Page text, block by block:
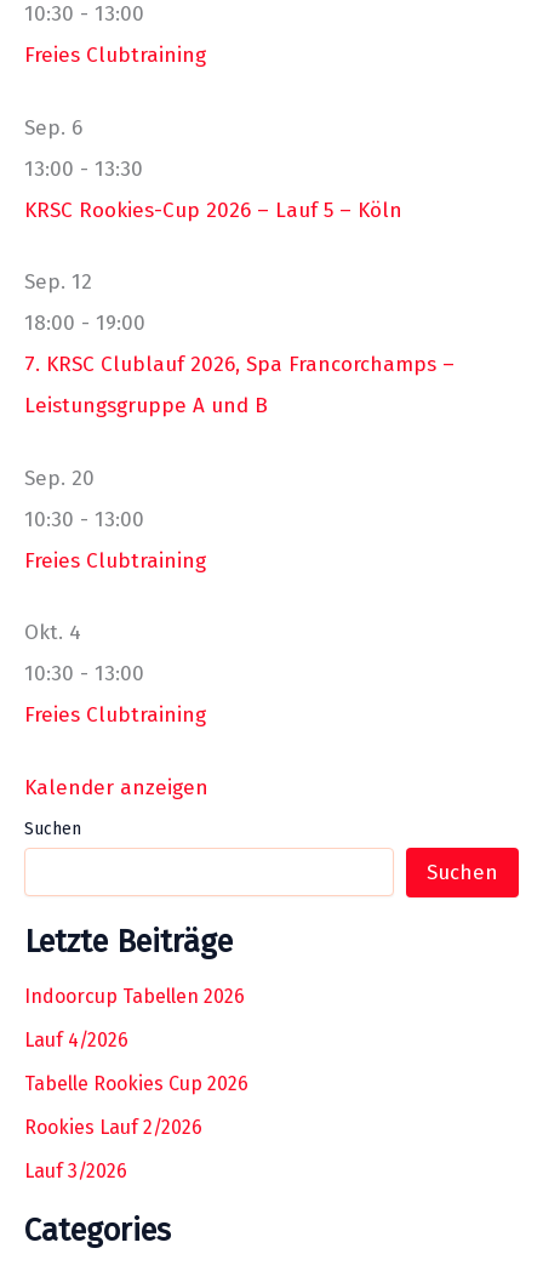
10:30 - 13:00
Freies Clubtraining
Sep. 6
13:00 - 13:30
KRSC Rookies-Cup 2026 – Lauf 5 – Köln
Sep. 12
18:00 - 19:00
7. KRSC Clublauf 2026, Spa Francorchamps –
Leistungsgruppe A und B
Sep. 20
10:30 - 13:00
Freies Clubtraining
Okt. 4
10:30 - 13:00
Freies Clubtraining
Kalender anzeigen
Suchen
Suchen
Letzte Beiträge
Indoorcup Tabellen 2026
Lauf 4/2026
Tabelle Rookies Cup 2026
Rookies Lauf 2/2026
Lauf 3/2026
Categories